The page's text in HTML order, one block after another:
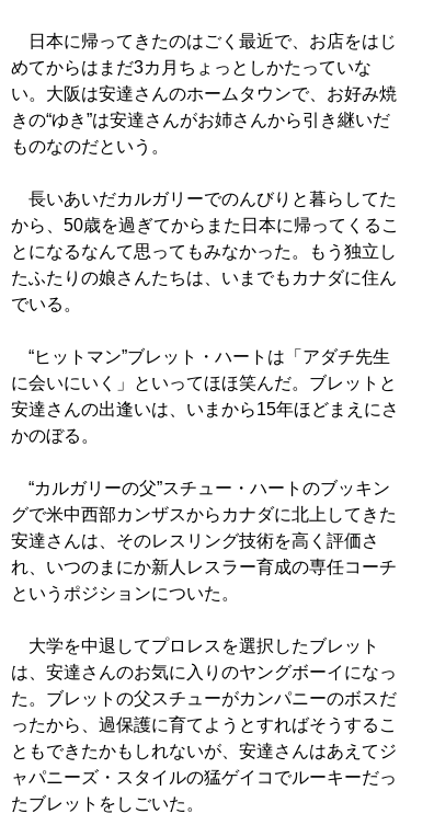
日本に帰ってきたのはごく最近で、お店をはじ
めてからはまだ3カ月ちょっとしかたっていな
い。大阪は安達さんのホームタウンで、お好み焼
きの“ゆき”は安達さんがお姉さんから引き継いだ
ものなのだという。
長いあいだカルガリーでのんびりと暮らしてた
から、50歳を過ぎてからまた日本に帰ってくるこ
とになるなんて思ってもみなかった。もう独立し
たふたりの娘さんたちは、いまでもカナダに住ん
でいる。
“ヒットマン”ブレット・ハートは「アダチ先生
に会いにいく」といってほほ笑んだ。ブレットと
安達さんの出逢いは、いまから15年ほどまえにさ
かのぼる。
“カルガリーの父”スチュー・ハートのブッキン
グで米中西部カンザスからカナダに北上してきた
安達さんは、そのレスリング技術を高く評価さ
れ、いつのまにか新人レスラー育成の専任コーチ
というポジションについた。
大学を中退してプロレスを選択したブレット
は、安達さんのお気に入りのヤングボーイになっ
た。ブレットの父スチューがカンパニーのボスだ
ったから、過保護に育てようとすればそうするこ
ともできたかもしれないが、安達さんはあえてジ
ャパニーズ・スタイルの猛ゲイコでルーキーだっ
たブレットをしごいた。